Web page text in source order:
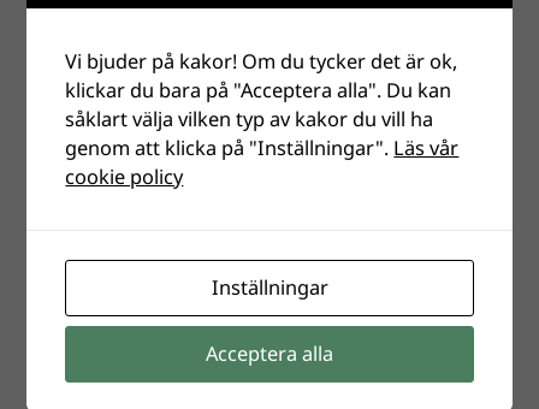
Vi bjuder på kakor! Om du tycker det är ok,
klickar du bara på "Acceptera alla". Du kan
såklart välja vilken typ av kakor du vill ha
genom att klicka på "Inställningar". Läs vår
cookie policy
Inställningar
Acceptera alla